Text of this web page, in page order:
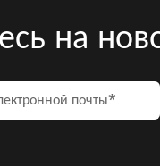
на